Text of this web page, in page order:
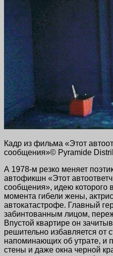
Кадр из фильма «Этот
сообщения»© Pyramide
А 1978-м резко меняет
автофикшн «Этот
сообщения», идею
момента гибели жены,
автокатастрофе. Главный
забинтованным лицом,
Впустой квартире он
решительно избавляется от
напоминающих об утрате, и
стены и даже окна черной